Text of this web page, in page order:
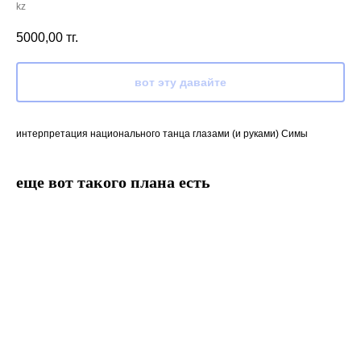
kz
5000,00 тг.
вот эту давайте
интерпретация национального танца глазами (и руками) Симы
еще вот такого плана есть